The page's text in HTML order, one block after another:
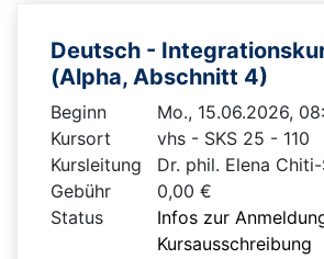
Deutsch -
(Alpha, Abschnitt 4)
Beginn
Mo., 15.06.2026,
Kursort
vhs - SKS 25 - 110
Kursleitung
Dr. phil. Elena
Gebühr
0,00 €
Status
Infos zur
Kursausschreibung